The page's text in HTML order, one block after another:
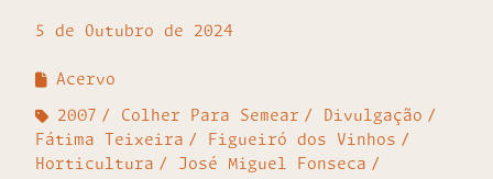
5 de Outubro de 2024
Acervo
2007 Colher Para Semear
Divulgação
Fátima Teixeira
Figueiró dos Vinhos
Horticultura
José Miguel Fonseca